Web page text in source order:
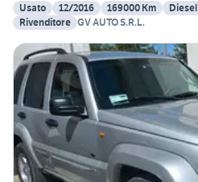
Usato
12/2016 169000 Km Diesel
Rivenditore GV AUTO S.R.L.